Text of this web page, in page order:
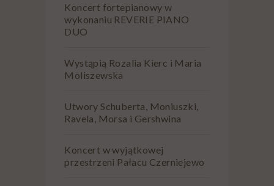
Koncert fortepianowy w
wykonaniu REVERIE PIANO
DUO
Wystąpią Rozalia Kierc i Maria
Moliszewska
Utwory Schuberta, Moniuszki,
Ravela, Morsa i Gershwina
Koncert w wyjątkowej
przestrzeni Pałacu Czerniejewo